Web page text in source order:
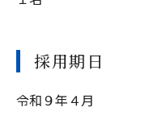
採用期日
令和９年４月